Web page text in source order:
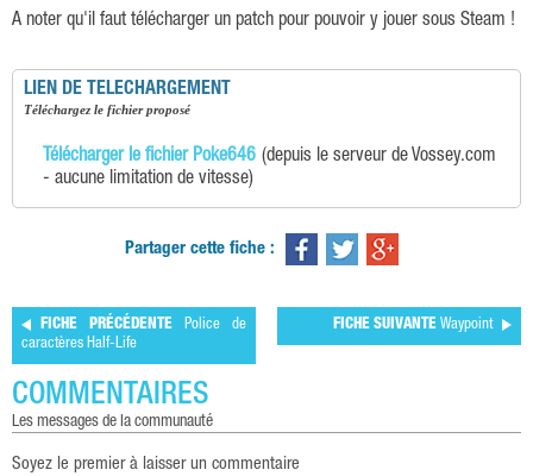
A noter qu'il faut télécharger un patch pour pouvoir y jouer sous Steam !
LIEN DE TELECHARGEMENT
téléchargez le fichier proposé
Télécharger le fichier Poke646 (depuis le serveur de Vossey.com
- aucune limitation de vitesse)
Partager cette fiche :
FICHE PRÉCÉDENTE Police de
caractères Half-Life
FICHE SUIVANTE Waypoint
COMMENTAIRES
les messages de la communauté
Soyez le premier à laisser un commentaire